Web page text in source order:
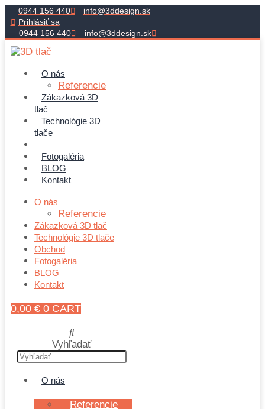
Preskočiť
na
obsah
0944 156 440
info@3ddesign.sk
Prihlásiť sa
0944 156 440
info@3ddesign.sk
O nás
Referencie
Zákazková 3D
tlač
Technológie 3D
tlače
Fotogaléria
BLOG
Kontakt
O nás
Referencie
Zákazková 3D tlač
Technológie 3D tlače
Obchod
Fotogaléria
BLOG
Kontakt
0,00 € 0 CART
Vyhľadať
O nás
Referencie